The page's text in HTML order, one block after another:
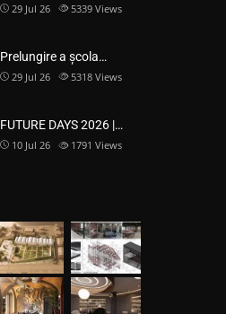
29 Jul 26 5339 Views
Prelungire a școla…
29 Jul 26 5318 Views
FUTURE DAYS 2026 |…
10 Jul 26 1791 Views